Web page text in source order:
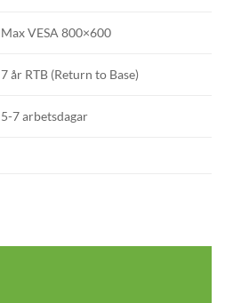
Max VESA 800×600
7 år RTB (Return to Base)
5-7 arbetsdagar